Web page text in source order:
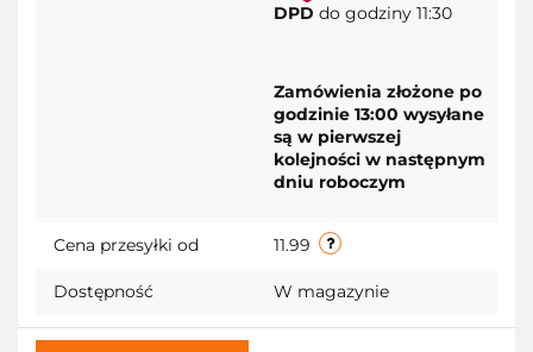
DPD do godziny 11:30
Zamówienia złożone po
godzinie 13:00 wysyłane
są w pierwszej
kolejności w następnym
dniu roboczym
Cena przesyłki od 11.99
Dostępność W magazynie